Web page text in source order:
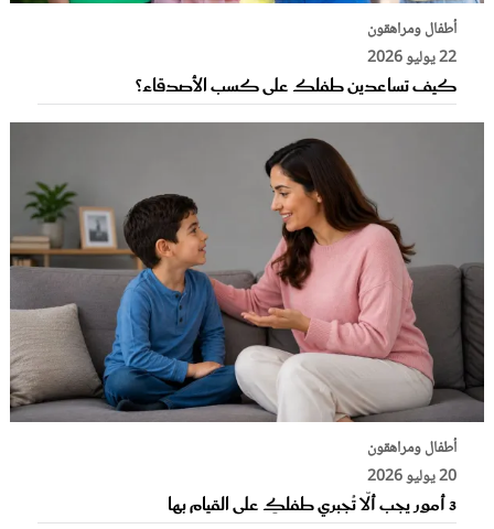
أطفال ومراهقون
22 يوليو 2026
كيف تساعدين طفلك على كسب الأصدقاء؟
أطفال ومراهقون
20 يوليو 2026
3 أمور يجب ألّا تُجبري طفلكِ على القيام بها